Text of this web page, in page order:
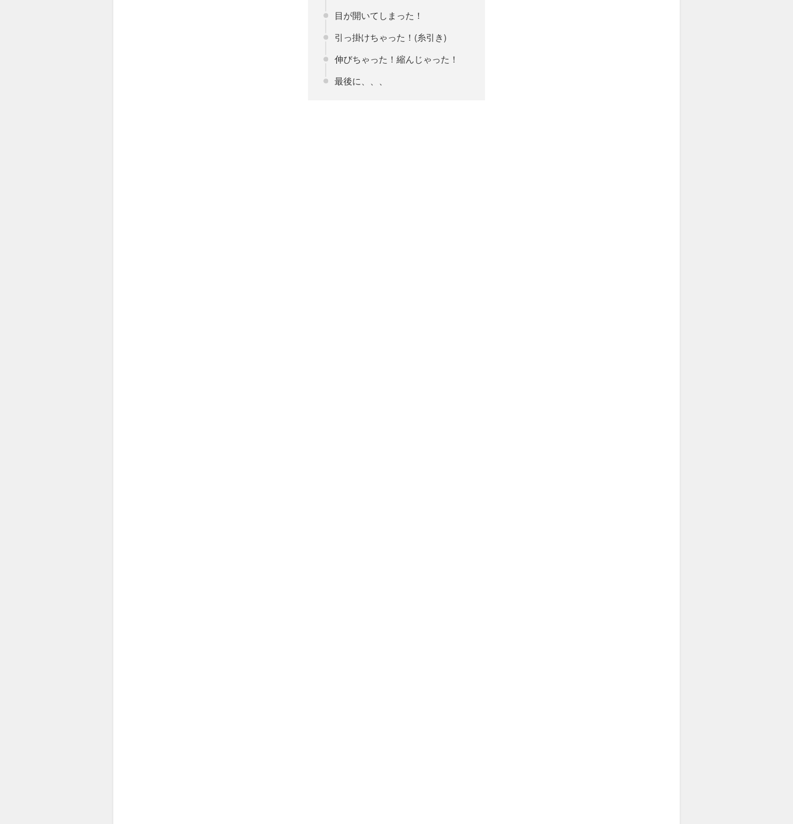
目が開いてしまった！
引っ掛けちゃった！(糸引き)
伸びちゃった！縮んじゃった！
最後に、、、